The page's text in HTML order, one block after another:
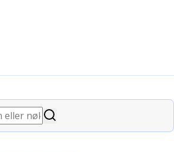
Søk